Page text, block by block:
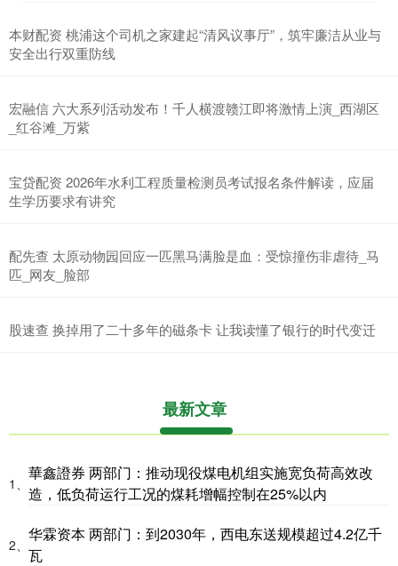
本财配资 桃浦这个司机之家建起“清风议事厅”，筑牢廉洁从业与
安全出行双重防线
宏融信 六大系列活动发布！千人横渡赣江即将激情上演_西湖区
_红谷滩_万紫
宝贷配资 2026年水利工程质量检测员考试报名条件解读，应届
生学历要求有讲究
配先查 太原动物园回应一匹黑马满脸是血：受惊撞伤非虐待_马
匹_网友_脸部
股速查 换掉用了二十多年的磁条卡 让我读懂了银行的时代变迁
最新文章
1、
華鑫證券 两部门：推动现役煤电机组实施宽负荷高效改
造，低负荷运行工况的煤耗增幅控制在25%以内
2、
华霖资本 两部门：到2030年，西电东送规模超过4.2亿千
瓦